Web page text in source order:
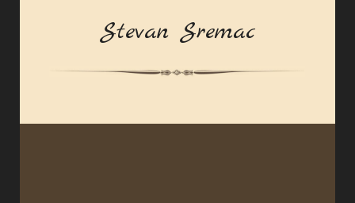
Stevan Sremac